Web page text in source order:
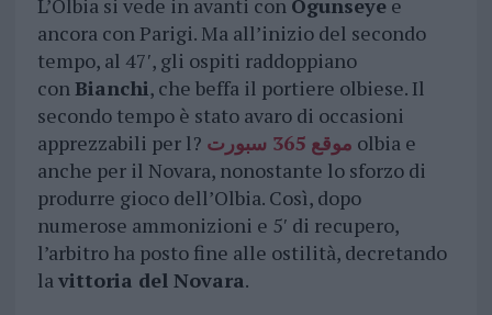
L’Olbia si vede in avanti con Ogunseyee
ancora con Parigi. Ma all’inizio del secondo
tempo, al 47′, gli ospiti raddoppiano
conBianchi, che beffa il portiere olbiese. Il
secondo tempo è stato avaro di occasioni
apprezzabili per l?
موقع 365 سبورت olbia e
anche per il Novara, nonostante lo sforzo di
produrre gioco dell’Olbia. Così, dopo
numerose ammonizioni e 5′ di recupero,
l’arbitro ha posto fine alle ostilità, decretando
lavittoria del Novara.